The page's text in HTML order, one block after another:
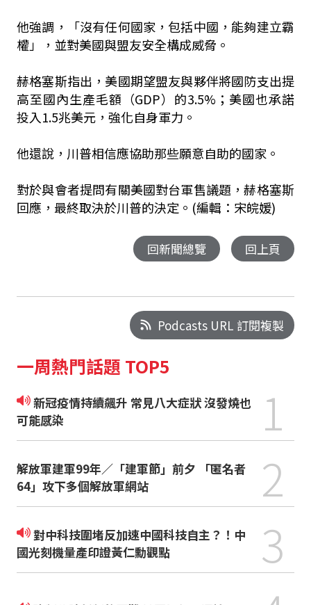
他強調，「沒有任何國家，包括中國，能夠建立霸
權」，並對美國與盟友安全構成威脅。
赫格塞斯指出，美國期望盟友與夥伴將國防支出提
高至國內生產毛額（GDP）的3.5%；美國也承諾
投入1.5兆美元，強化自身軍力。
他還說，川普相信應協助那些願意自助的國家。
對於與會者提問有關美國對台軍售議題，赫格塞斯
回應，最終取決於川普的決定。(編輯：宋皖媛)
回新聞總覽 回上頁
Podcasts URL 訂閱複製
一周熱門話題 TOP5
新冠疫情持續飆升 常見八大症狀 沒發燒也
可能感染
1
解放軍建軍99年／「建軍節」前夕 「匿名者
64」攻下多個解放軍網站
2
對中科技圍堵反加速中國科技自主？！中
國光刻機量產印證黃仁勳觀點
3